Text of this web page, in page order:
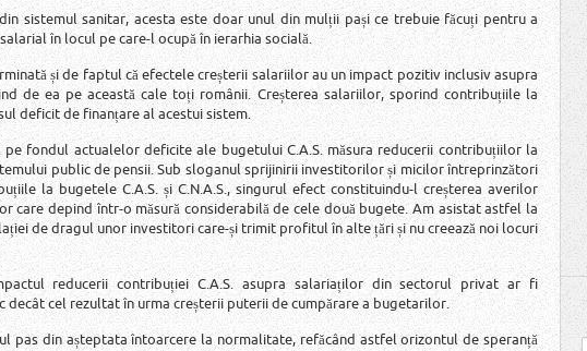
sistemul sanitar, acesta este doar unul din mulții pași ce trebuie făcuți pentru a
în locul pe care-l ocupă în ierarhia socială.
și de faptul că efectele creșterii salariilor au un impact pozitiv inclusiv asupra
de ea pe această cale toți românii. Creșterea salariilor, sporind contribuțiile la
deficit de finanțare al acestui sistem.
pe fondul actualelor deficite ale bugetului C.A.S. măsura reducerii contribuțiilor la
public de pensii. Sub sloganul sprijinirii investitorilor și micilor întreprinzători
la bugetele C.A.S. și C.N.A.S., singurul efect constituindu-l creșterea averilor
care depind într-o măsură considerabilă de cele două bugete. Am asistat astfel la
de dragul unor investitori care-și trimit profitul în alte țări și nu creează noi locuri
reducerii contribuției C.A.S. asupra salariaților din sectorul privat ar fi
decât cel rezultat în urma creșterii puterii de cumpărare a bugetarilor.
pas din așteptata întoarcere la normalitate, refăcând astfel orizontul de speranță